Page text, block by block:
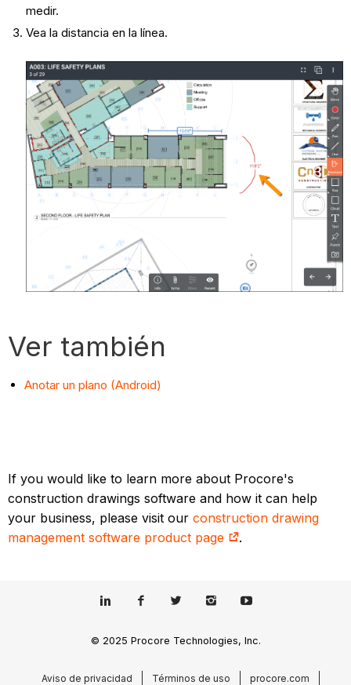
medir.
Vea la distancia en la línea.
Ver también
Anotar un plano (Android)
If you would like to learn more about Procore's
construction drawings software and how it can help
your business, please visit ourconstruction drawing
management software product page
.
© 2025 Procore Technologies, Inc.
Aviso de privacidad Términos de uso procore.com